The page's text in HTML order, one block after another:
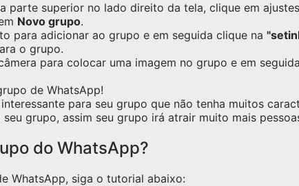
parte superior no lado direito da tela, clique em
Novo grupo.
para adicionar ao grupo e em seguida clique na
o grupo.
para colocar uma imagem no grupo e em
de WhatsApp!
para seu grupo que não tenha muitos
grupo, assim seu grupo irá atrair muito mais
do WhatsApp?
WhatsApp, siga o tutorial abaixo: